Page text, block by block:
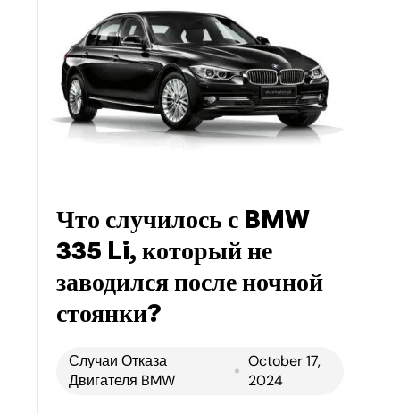
Что случилось с BMW
335 Li, который не
заводился после ночной
стоянки?
Случаи Отказа
Двигателя BMW
October 17,
2024